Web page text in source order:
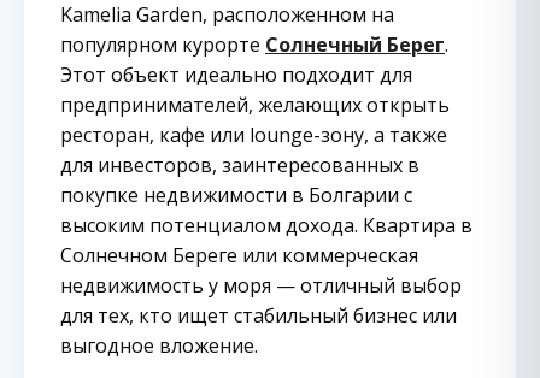
Kamelia Garden, расположенном на
популярном курорте Солнечный Берег.
Этот объект идеально подходит для
предпринимателей, желающих открыть
ресторан, кафе или lounge-зону, а также
для инвесторов, заинтересованных в
покупке недвижимости в Болгарии с
высоким потенциалом дохода. Квартира в
Солнечном Береге или коммерческая
недвижимость у моря — отличный выбор
для тех, кто ищет стабильный бизнес или
выгодное вложение.